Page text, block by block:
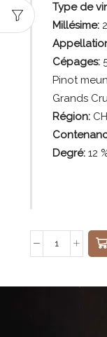
Type de
Millésime:
Cépages:
Pinot
Grands
Région:
Degré:12